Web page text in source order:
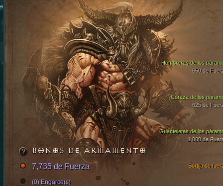
Coraza de los
625 de
Guanteletes de los
1,000 de
Hombreras de los
650 de
Sortija de
BONOS DE ARMAMENTO
7,735 de Fuerza
(0) Engarce(s)